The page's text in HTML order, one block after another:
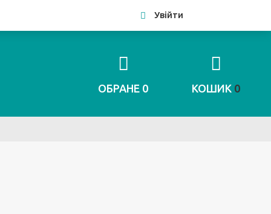
Увійти
ОБРАНЕ 0 КОШИК 0